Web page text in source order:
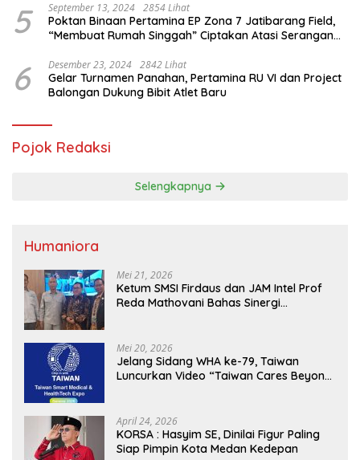
5 September 13, 2024 2854 Lihat
Poktan Binaan Pertamina EP Zona 7 Jatibarang Field,
“Membuat Rumah Singgah” Ciptakan Atasi Serangan
6 Desember 23, 2024 2842 Lihat
Gelar Turnamen Panahan, Pertamina RU VI dan Project
Balongan Dukung Bibit Atlet Baru
Pojok Redaksi
Selengkapnya
Humaniora
Mei 21, 2026
Ketum SMSI Firdaus dan JAM Intel Prof
Reda Mathovani Bahas Sinergi
MBG, Perkuat Pengawasan Program
Pemerintah
Mei 20, 2026
Jelang Sidang WHA ke-79, Taiwan
Luncurkan Video “Taiwan Cares Beyond
April 24, 2026
KORSA : Hasyim SE, Dinilai Figur Paling
Siap Pimpin Kota Medan Kedepan